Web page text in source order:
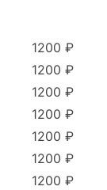
1200 ₽
1200 ₽
1200 ₽
1200 ₽
1200 ₽
1200 ₽
1200 ₽